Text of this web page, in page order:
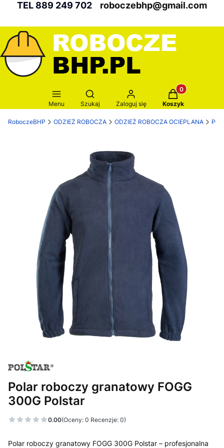
TEL 889 249 702 roboczebhp@gmail.com
Menu
Otwórz wyszukiwarkę
Szukaj Zaloguj się
Produkty w
Koszyk
RoboczeBHP ODZIEŻ ROBOCZA ODZIEŻ ROBOCZA OCIEPLANA
Polar roboczy granatowy FOGG
300G Polstar
0.00(Oceny: 0 Recenzje: 0)
Polar roboczy granatowy FOGG 300G Polstar – profesjonalna